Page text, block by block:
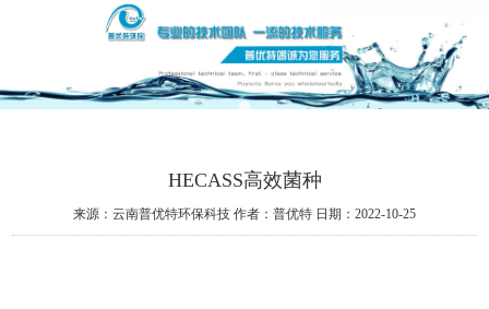
HECASS高效菌种
来源：云南普优特环保科技 作者：普优特 日期：2022-10-25